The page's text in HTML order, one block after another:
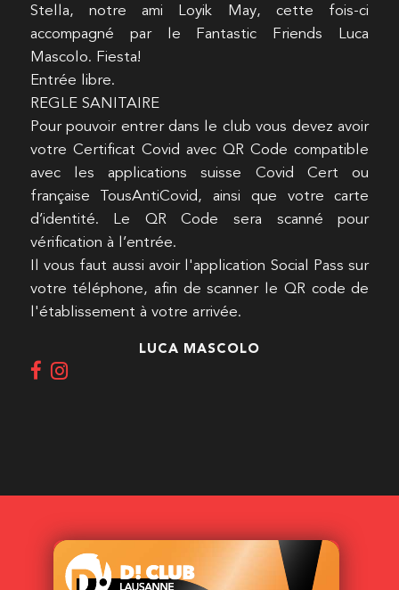
Stella, notre ami Loyik May, cette fois-ci
accompagné par le Fantastic Friends Luca
Mascolo. Fiesta!
Entrée libre.
REGLE SANITAIRE
Pour pouvoir entrer dans le club vous devez avoir
votre Certificat Covid avec QR Code compatible
avec les applications suisse Covid Cert ou
française TousAntiCovid, ainsi que votre carte
d’identité. Le QR Code sera scanné pour
vérification à l’entrée.
Il vous faut aussi avoir l'application Social Pass sur
votre téléphone, afin de scanner le QR code de
l'établissement à votre arrivée.
LUCA MASCOLO